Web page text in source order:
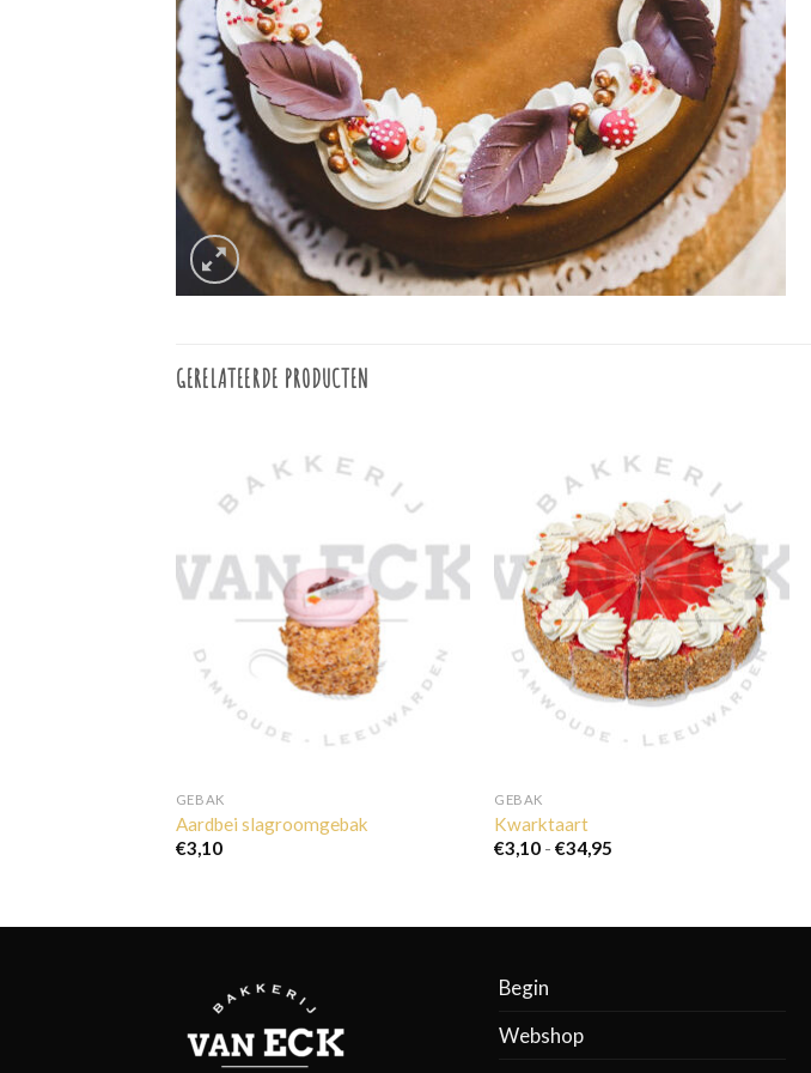
GERELATEERDE PRODUCTEN
GEBAK
Aardbei slagroomgebak
€3,10
GEBAK
Kwarktaart
€3,10 - €34,95
Begin
Webshop